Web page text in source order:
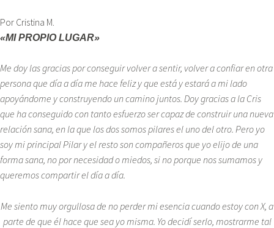
Por Cristina M.
«MI PROPIO LUGAR»
Me doy las gracias por conseguir volver a sentir, volver a confiar en otra
persona que día a día me hace feliz y que está y estará a mi lado
apoyándome y construyendo un camino juntos. Doy gracias a la Cris
que ha conseguido con tanto esfuerzo ser capaz de construir una nueva
relación sana, en la que los dos somos pilares el uno del otro. Pero yo
soy mi principal Pilar y el resto son compañeros que yo elijo de una
forma sana, no por necesidad o miedos, si no porque nos sumamos y
queremos compartir el día a día.
Me siento muy orgullosa de no perder mi esencia cuando estoy con X, a
parte de que él hace que sea yo misma. Yo decidí serlo, mostrarme tal